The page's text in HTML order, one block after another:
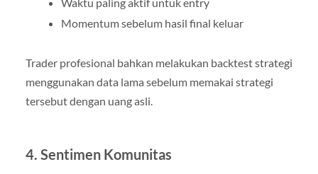
Momentum sebelum hasil final keluar
Trader profesional bahkan melakukan backtest strategi
menggunakan data lama sebelum memakai strategi
tersebut dengan uang asli.
4. Sentimen Komunitas